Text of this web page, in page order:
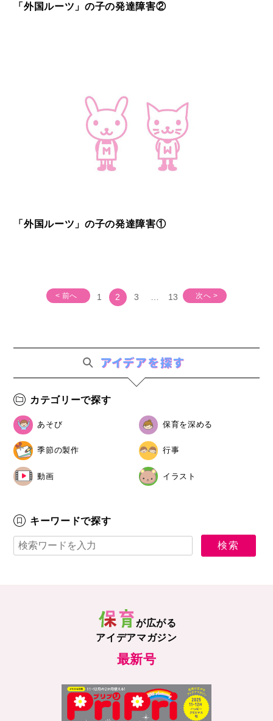
「外国ルーツ」の子の発達障害②
「外国ルーツ」の子の発達障害①
< 前へ 1 2 3 13 次へ >
カテゴリーで探す
あそび 保育を深める
季節の製作 行事
動画 イラスト
キーワードで探す
が広がる
アイデアマガジン
最新号